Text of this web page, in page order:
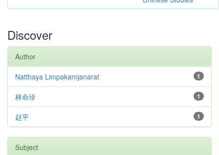
Discover
Author
1
Natthaya Limpakarnjanarat
1
林命珍
1
赵平
Subject